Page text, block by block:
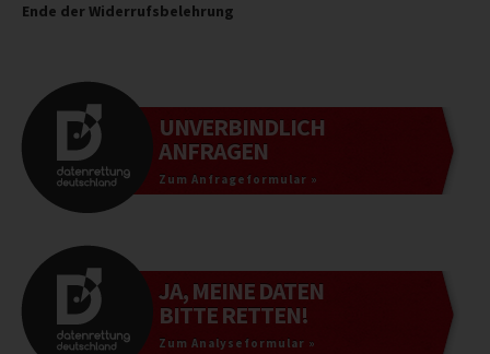
Ende der Widerrufsbelehrung
UNVERBINDLICH
ANFRAGEN
Zum Anfrageformular »
JA, MEINE DATEN
BITTE RETTEN!
Zum Analyseformular »